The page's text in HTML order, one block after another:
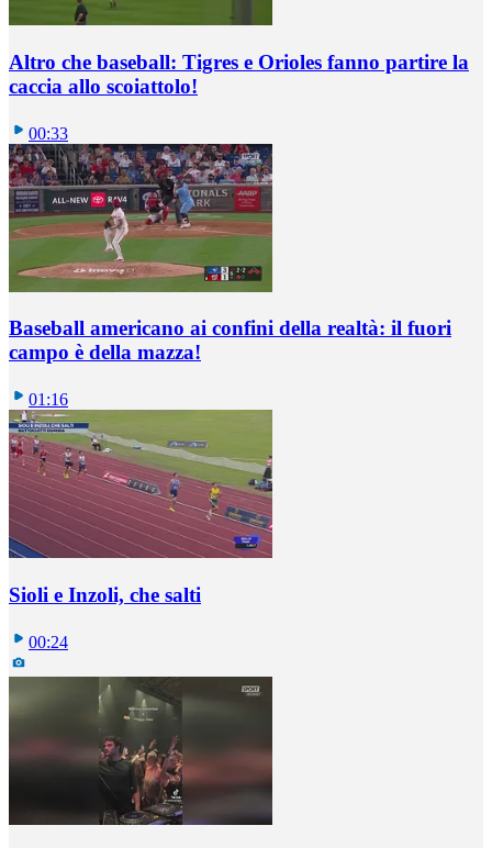
Altro che baseball: Tigres e Orioles fanno partire la
caccia allo scoiattolo!
00:33
Baseball americano ai confini della realtà: il fuori
campo è della mazza!
01:16
Sioli e Inzoli, che salti
00:24